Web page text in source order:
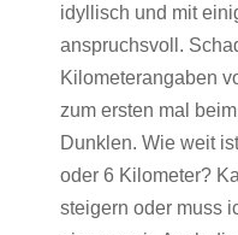
idyllisch und mit
anspruchsvoll.
Kilometerangaben
zum ersten mal
Dunklen. Wie weit
oder 6 Kilometer?
steigern oder muss